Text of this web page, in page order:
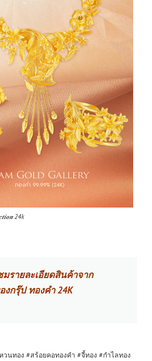
24k
มรายละเอียดสินค้าจาก
งกรุ๊ป ทองคำ24K
วนทอง #สร้อยคอทองคำ #จี้ทอง #กำไลทอง